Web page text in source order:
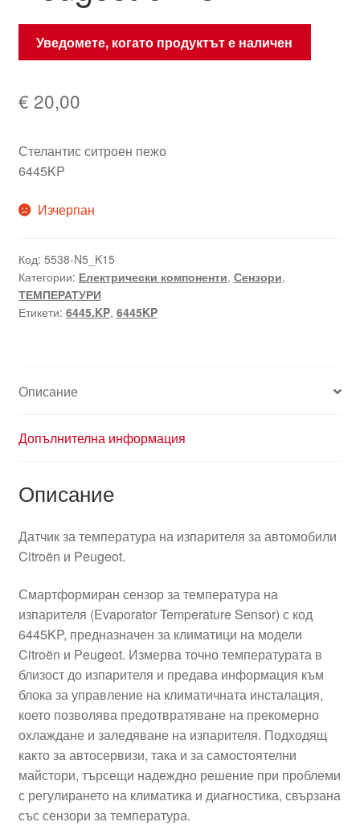
Уведомете, когато продуктът е наличен
€ 20,00
Стелантис ситроен пежо
6445KP
Изчерпан
Код: 5538-N5_K15
Категории: Електрически компоненти, Сензори,
ТЕМПЕРАТУРИ
Етикети: 6445.KP, 6445KP
Описание
Допълнителна информация
Описание
Датчик за температура на изпарителя за автомобили
Citroën и Peugeot.
Смартформиран сензор за температура на
изпарителя (Evaporator Temperature Sensor) с код
6445KP, предназначен за климатици на модели
Citroën и Peugeot. Измерва точно температурата в
близост до изпарителя и предава информация към
блока за управление на климатичната инсталация,
което позволява предотвратяване на прекомерно
охлаждане и заледяване на изпарителя. Подходящ
както за автосервизи, така и за самостоятелни
майстори, търсещи надеждно решение при проблеми
с регулирането на климатика и диагностика, свързана
със сензори за температура.